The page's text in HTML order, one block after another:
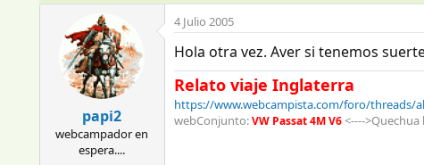
papi2
webcampador en
espera....
4 Julio 2005
Hola otra vez. Aver si tenemos
Relato viaje Inglaterra
https://www.webcampista.com/foro/threads/
webConjunto:VW Passat 4M V6 <----